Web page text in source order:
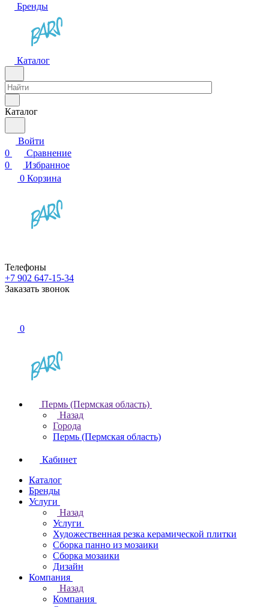
Бренды
Каталог
Каталог
Войти
0
Сравнение
0
Избранное
0 Корзина
Телефоны
+7 902 647-15-34
Заказать звонок
0
Пермь (Пермская область)
Назад
Города
Пермь (Пермская область)
Кабинет
Каталог
Бренды
Услуги
Назад
Услуги
Художественная резка керамической плитки
Сборка панно из мозаики
Сборка мозаики
Дизайн
Компания
Назад
Компания